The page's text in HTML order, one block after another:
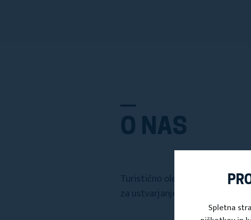
O NAS
Turistično olepševalno
za ustvarjanje lepega in
Spletna